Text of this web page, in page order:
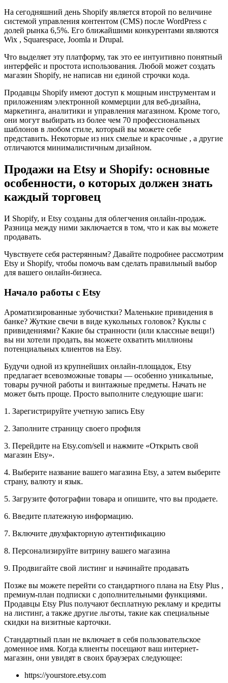
На сегодняшний день Shopify является второй по величине
системой управления контентом (CMS) после WordPress с
долей рынка 6,5%. Его ближайшими конкурентами являются
Wix , Squarespace, Joomla и Drupal.
Что выделяет эту платформу, так это ее интуитивно понятный
интерфейс и простота использования. Любой может создать
магазин Shopify, не написав ни единой строчки кода.
Продавцы Shopify имеют доступ к мощным инструментам и
приложениям электронной коммерции для веб-дизайна,
маркетинга, аналитики и управления магазином. Кроме того,
они могут выбирать из более чем 70 профессиональных
шаблонов в любом стиле, который вы можете себе
представить. Некоторые из них смелые и красочные , а другие
отличаются минималистичным дизайном.
Продажи на Etsy и Shopify: основные
особенности, о которых должен знать
каждый торговец
И Shopify, и Etsy созданы для облегчения онлайн-продаж.
Разница между ними заключается в том, что и как вы можете
продавать.
Чувствуете себя растерянным? Давайте подробнее рассмотрим
Etsy и Shopify, чтобы помочь вам сделать правильный выбор
для вашего онлайн-бизнеса.
Начало работы с Etsy
Ароматизированные зубочистки? Маленькие привидения в
банке? Жуткие свечи в виде кукольных головок? Куклы с
привидениями? Какие бы странности (или классные вещи!)
вы ни хотели продать, вы можете охватить миллионы
потенциальных клиентов на Etsy.
Будучи одной из крупнейших онлайн-площадок, Etsy
предлагает всевозможные товары — особенно уникальные,
товары ручной работы и винтажные предметы. Начать не
может быть проще. Просто выполните следующие шаги:
1. Зарегистрируйте учетную запись Etsy
2. Заполните страницу своего профиля
3. Перейдите на Etsy.com/sell и нажмите «Открыть свой
магазин Etsy».
4. Выберите название вашего магазина Etsy, а затем выберите
страну, валюту и язык.
5. Загрузите фотографии товара и опишите, что вы продаете.
6. Введите платежную информацию.
7. Включите двухфакторную аутентификацию
8. Персонализируйте витрину вашего магазина
9. Продвигайте свой листинг и начинайте продавать
Позже вы можете перейти со стандартного плана на Etsy Plus ,
премиум-план подписки с дополнительными функциями.
Продавцы Etsy Plus получают бесплатную рекламу и кредиты
на листинг, а также другие льготы, такие как специальные
скидки на визитные карточки.
Стандартный план не включает в себя пользовательское
доменное имя. Когда клиенты посещают ваш интернет-
магазин, они увидят в своих браузерах следующее:
https://yourstore.etsy.com